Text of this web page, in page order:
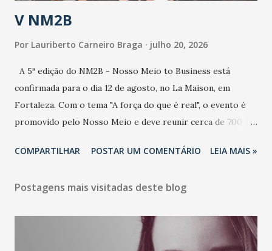
estratificação do risco da doença, para não so...
V NM2B
Por Lauriberto Carneiro Braga julho 20, 2026
A 5ª edição do NM2B - Nosso Meio to Business está
confirmada para o dia 12 de agosto, no La Maison, em
Fortaleza. Com o tema "A força do que é real", o evento é
promovido pelo Nosso Meio e deve reunir cerca de 700
e lideranças do Mercado Nacional. Desde 2022, o NM2B
de negócios do Nordeste, reunindo profissionais de marcas
LinkedIn, VISA, Grupo 3corações, TikTok e M. Dias Branco.
A nova edição chega em um momento em que autenticidade
COMPARTILHAR POSTAR UM COMENTÁRIO LEIA MAIS »
Postagens mais visitadas deste blog